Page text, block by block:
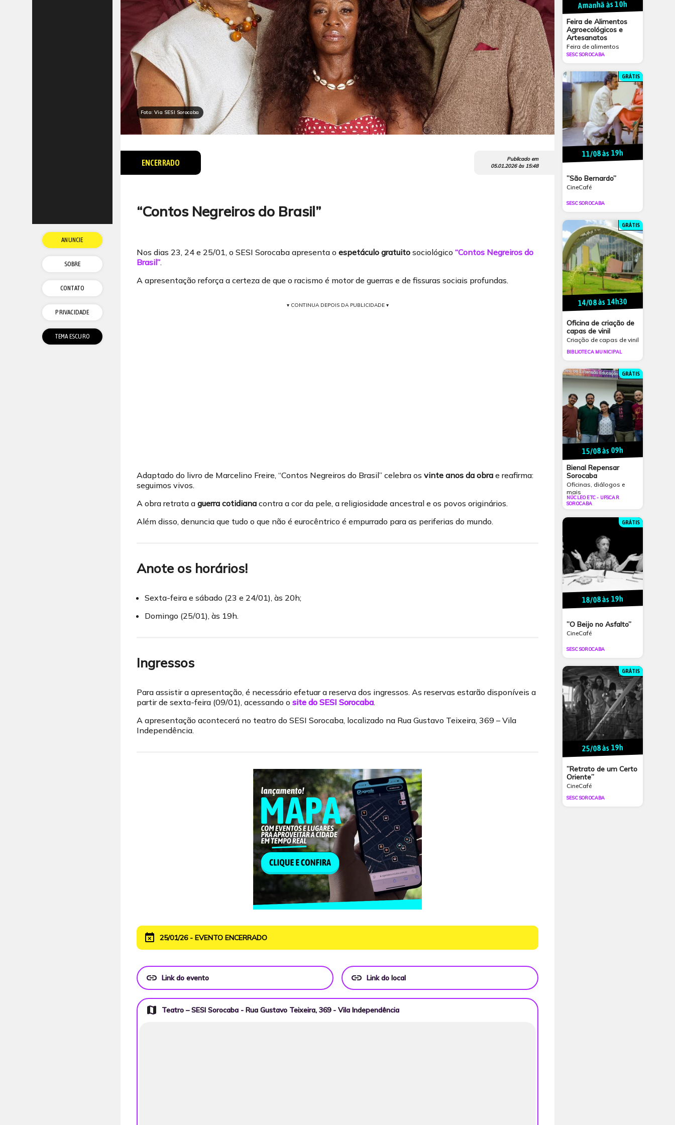
Foto: Via SESI Sorocaba
ENCERRADO
Publicado em
05.01.2026às 15:48
“Contos Negreiros do Brasil”
Nos dias 23, 24 e 25/01, o SESI Sorocaba apresenta o espetáculo gratuito sociológico “Contos Negreiros do
Brasil”.
A apresentação reforça a certeza de que o racismo é motor de guerras e de fissuras sociais profundas.
▾ CONTINUA DEPOIS DA PUBLICIDADE ▾
Adaptado do livro de Marcelino Freire, “Contos Negreiros do Brasil” celebra os vinte anos da obra e reafirma:
seguimos vivos.
A obra retrata a guerra cotidiana contra a cor da pele, a religiosidade ancestral e os povos originários.
Além disso, denuncia que tudo o que não é eurocêntrico é empurrado para as periferias do mundo.
Anote os horários!
Sexta-feira e sábado (23 e 24/01), às 20h;
Domingo (25/01), às 19h.
Ingressos
Para assistir a apresentação, é necessário efetuar a reserva dos ingressos. As reservas estarão disponíveis a
partir de sexta-feira (09/01), acessando o site do SESI Sorocaba.
A apresentação acontecerá no teatro do SESI Sorocaba, localizado na Rua Gustavo Teixeira, 369 – Vila
Independência.
event_busy 25/01/26 - EVENTO ENCERRADO
link Link do evento link Link do local
map Teatro – SESI Sorocaba - Rua Gustavo Teixeira, 369 - Vila Independência
Amanhã às 10h
Feira de Alimentos
Agroecológicos e
Artesanatos
Feira de alimentos
SESC SOROCABA
GRÁTIS
11/08 às 19h
”São Bernardo”
CineCafé
SESC SOROCABA
GRÁTIS
14/08 às 14h30
Oficina de criação de
capas de vinil
Criação de capas de vinil
BIBLIOTECA MUNICIPAL
GRÁTIS
15/08 às 09h
Bienal Repensar
Sorocaba
Oficinas, diálogos e
mais
NÚCLEO ETC - UFSCAR
SOROCABA
GRÁTIS
18/08 às 19h
”O Beijo no Asfalto”
CineCafé
SESC SOROCABA
GRÁTIS
25/08 às 19h
”Retrato de um Certo
Oriente”
CineCafé
SESC SOROCABA
ANUNCIE
SOBRE
CONTATO
PRIVACIDADE